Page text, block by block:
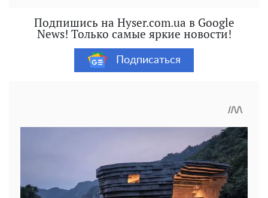
Подпишись на Hyser.com.ua в Google
News! Только самые яркие новости!
Подписаться